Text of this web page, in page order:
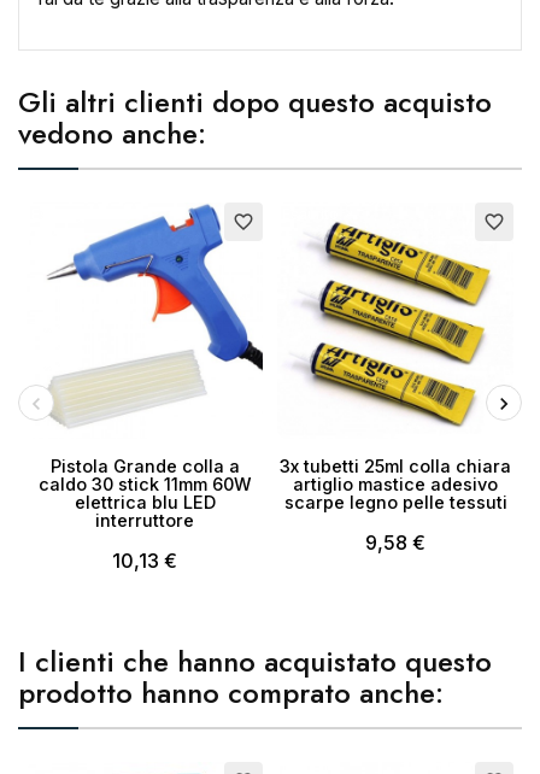
Gli altri clienti dopo questo acquisto
vedono anche:
favorite_border
Pistola Grande colla a
caldo 30 stick 11mm 60W
elettrica blu LED
interruttore
10,13 €
favorite_border
3x tubetti 25ml colla chiara
artiglio mastice adesivo
scarpe legno pelle tessuti
9,58 €
I clienti che hanno acquistato questo
prodotto hanno comprato anche:
Crea lista dei desideri ×
Nome lista dei desideri
Crea lista dei desideri